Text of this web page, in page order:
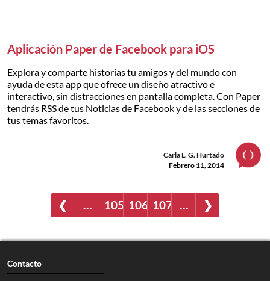
Aplicación Paper de Facebook para iOS
Explora y comparte historias tu amigos y del mundo con
ayuda de esta app que ofrece un diseño atractivo e
interactivo, sin distracciones en pantalla completa. Con Paper
tendrás RSS de tus Noticias de Facebook y de las secciones de
tus temas favoritos.
Carla L. G. Hurtado
Febrero 11, 2014
❮ … 105 106 107 … ❯
Contacto